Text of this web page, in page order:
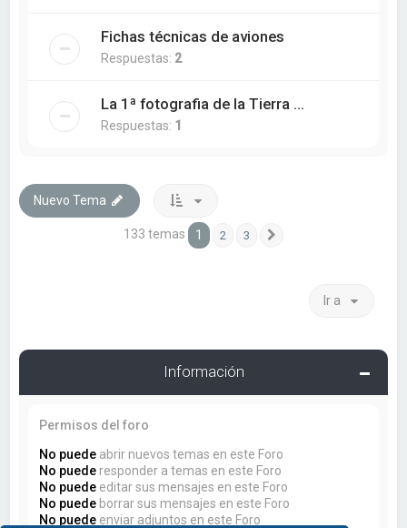
Fichas técnicas de aviones
Respuestas: 2
La 1ª fotografia de la Tierra ...
Respuestas: 1
Nuevo Tema
133 temas 1 2 3
Ir a
Información
Permisos del foro
No puede abrir nuevos temas en este Foro
No puede responder a temas en este Foro
No puede editar sus mensajes en este Foro
No puede borrar sus mensajes en este Foro
No puede enviar adjuntos en este Foro